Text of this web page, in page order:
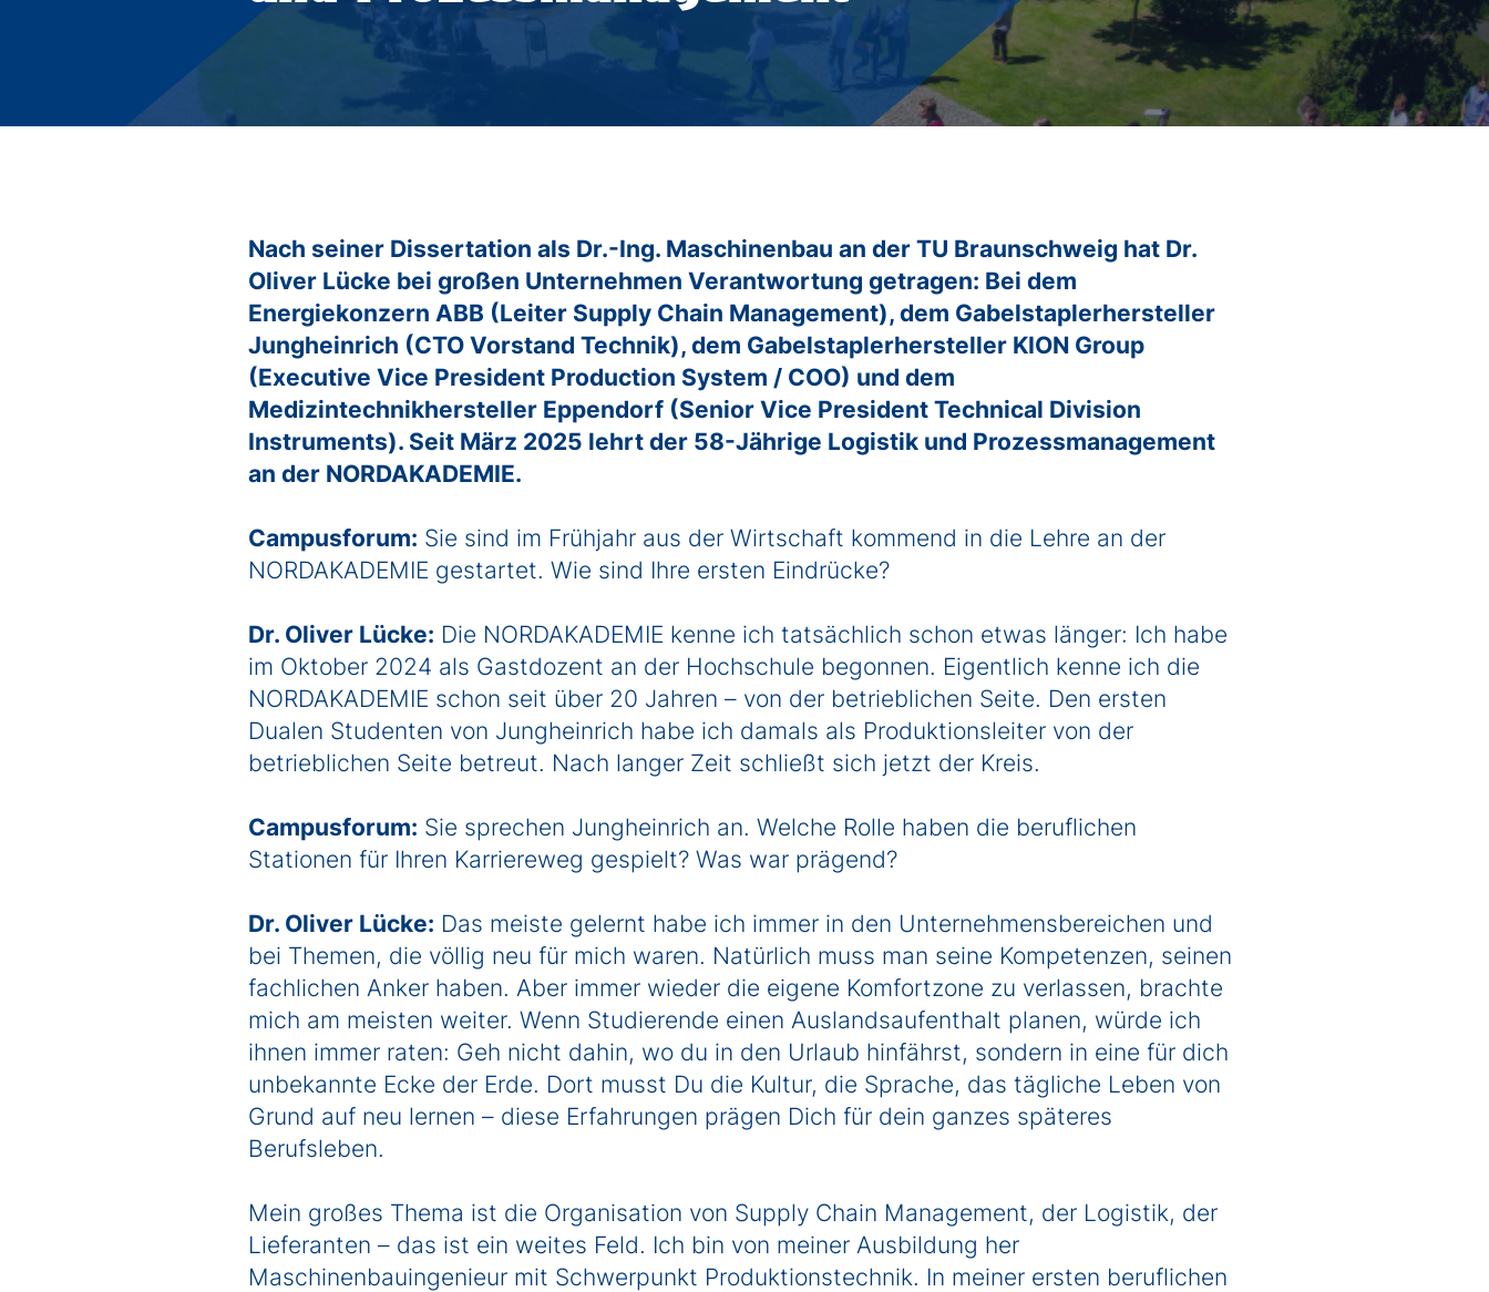
Freie Studienplätze 2026
Freie Studienplätze 2027
Master of Business Administration (MBA)
Jobs for Master
Ingenieurwissenschaften
Wirtschaftswissenschaften
Nach seiner Dissertation als Dr.-Ing. Maschinenbau an der TU Braunschweig hat Dr.
Oliver Lücke bei großen Unternehmen Verantwortung getragen: Bei dem
Energiekonzern ABB (Leiter Supply Chain Management), dem Gabelstaplerhersteller
Jungheinrich (CTO Vorstand Technik), dem Gabelstaplerhersteller KION Group
(Executive Vice President Production System / COO) und dem
Medizintechnikhersteller Eppendorf (Senior Vice President Technical Division
Instruments). Seit März 2025 lehrt der 58-Jährige Logistik und Prozessmanagement
an der NORDAKADEMIE.
Campusforum: Sie sind im Frühjahr aus der Wirtschaft kommend in die Lehre an der
NORDAKADEMIE gestartet. Wie sind Ihre ersten Eindrücke?
Dr. Oliver Lücke: Die NORDAKADEMIE kenne ich tatsächlich schon etwas länger: Ich habe
im Oktober 2024 als Gastdozent an der Hochschule begonnen. Eigentlich kenne ich die
NORDAKADEMIE schon seit über 20 Jahren – von der betrieblichen Seite. Den ersten
Dualen Studenten von Jungheinrich habe ich damals als Produktionsleiter von der
betrieblichen Seite betreut. Nach langer Zeit schließt sich jetzt der Kreis.
Campusforum: Sie sprechen Jungheinrich an. Welche Rolle haben die beruflichen
Stationen für Ihren Karriereweg gespielt? Was war prägend?
Dr. Oliver Lücke: Das meiste gelernt habe ich immer in den Unternehmensbereichen und
bei Themen, die völlig neu für mich waren. Natürlich muss man seine Kompetenzen, seinen
fachlichen Anker haben. Aber immer wieder die eigene Komfortzone zu verlassen, brachte
mich am meisten weiter. Wenn Studierende einen Auslandsaufenthalt planen, würde ich
ihnen immer raten: Geh nicht dahin, wo du in den Urlaub hinfährst, sondern in eine für dich
unbekannte Ecke der Erde. Dort musst Du die Kultur, die Sprache, das tägliche Leben von
Grund auf neu lernen – diese Erfahrungen prägen Dich für dein ganzes späteres
Berufsleben.
Mein großes Thema ist die Organisation von Supply Chain Management, der Logistik, der
Lieferanten – das ist ein weites Feld. Ich bin von meiner Ausbildung her
Maschinenbauingenieur mit Schwerpunkt Produktionstechnik. In meiner ersten beruflichen